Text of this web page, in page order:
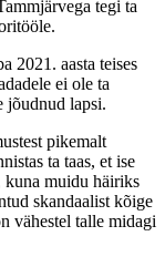
tegi ta
2021. aasta teises
ei ole ta
jõudnud lapsi.
pikemalt
ta taas, et ise
kuna muidu häiriks
skandaalist kõige
vähestel talle midagi